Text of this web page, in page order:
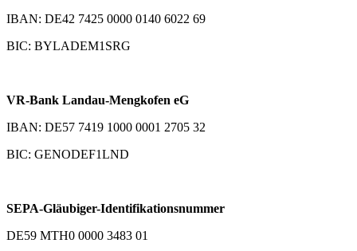
IBAN: DE42 7425 0000 0140 6022 69
BIC: BYLADEM1SRG
VR-Bank Landau-Mengkofen eG
IBAN: DE57 7419 1000 0001 2705 32
BIC: GENODEF1LND
SEPA-Gläubiger-Identifikationsnummer
DE59 MTH0 0000 3483 01